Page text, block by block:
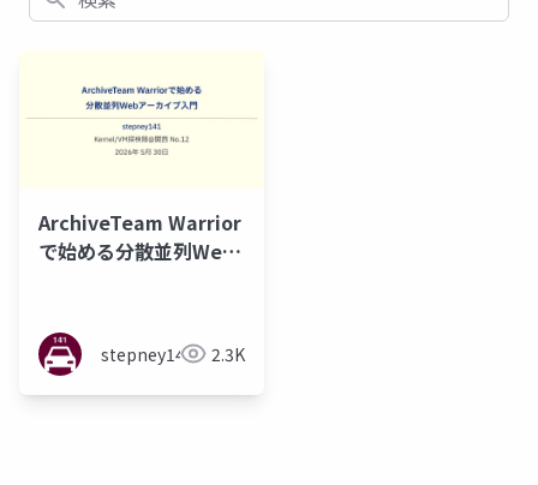
ArchiveTeam Warrior
で始める分散並列Web
stepney141 2.3K